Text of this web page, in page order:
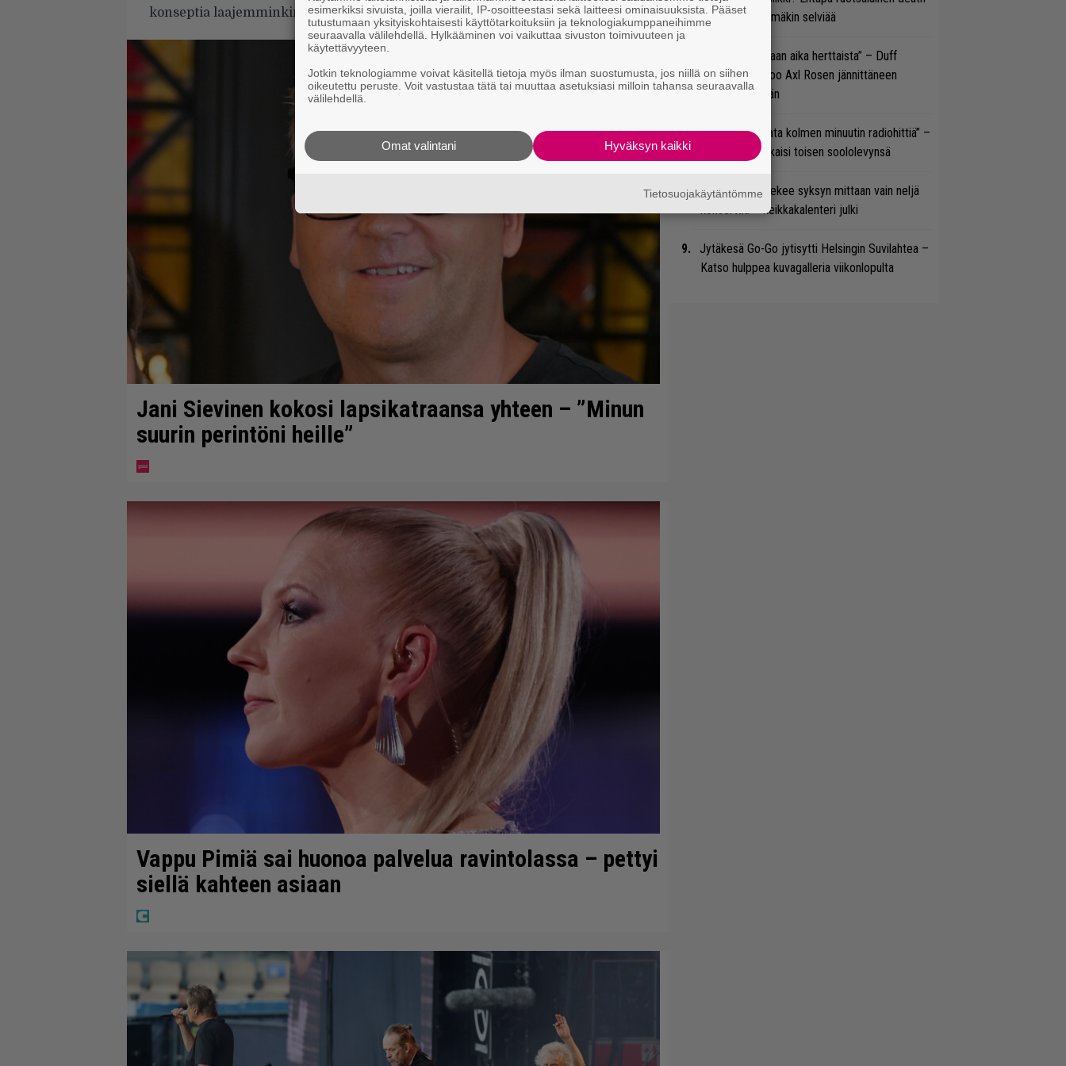
konseptia laajemminkin.
Jani Sievinen kokosi lapsikatraansa yhteen – ”Minun
suurin perintöni heille”
Vappu Pimiä sai huonoa palvelua ravintolassa – pettyi
siellä kahteen asiaan
metal? Pian tämäkin selviää
”Se oli oikeastaan aika herttaista” – Duff
McKagan kertoo Axl Rosen jännittäneen
AC/DC-pestiään
”Tässä ei jahdata kolmen minuutin radiohittiä” –
A.W. Yrjänä julkaisi toisen soololevynsä
Jarkko Ahola tekee syksyn mittaan vain neljä
konserttia – keikkakalenteri julki
Jytäkesä Go-Go jytisytti Helsingin Suvilahtea –
Katso hulppea kuvagalleria viikonlopulta
esimerkiksi sivuista, joilla vierailit, IP-osoitteestasi sekä laitteesi ominaisuuksista. Pääset
tutustumaan yksityiskohtaisesti käyttötarkoituksiin ja teknologiakumppaneihimme
seuraavalla välilehdellä. Hylkääminen voi vaikuttaa sivuston toimivuuteen ja
käytettävyyteen.
Jotkin teknologiamme voivat käsitellä tietoja myös ilman suostumusta, jos niillä on siihen
oikeutettu peruste. Voit vastustaa tätä tai muuttaa asetuksiasi milloin tahansa seuraavalla
välilehdellä.
Hyväksyn kaikki
Omat valintani
Tietosuojakäytäntömme